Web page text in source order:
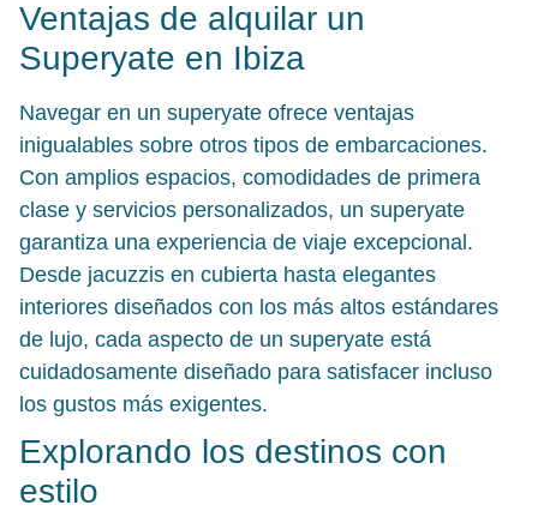
Ventajas de alquilar un
Superyate en Ibiza
Navegar en un superyate ofrece ventajas
inigualables sobre otros tipos de embarcaciones.
Con amplios espacios, comodidades de primera
clase y servicios personalizados, un superyate
garantiza una experiencia de viaje excepcional.
Desde jacuzzis en cubierta hasta elegantes
interiores diseñados con los más altos estándares
de lujo, cada aspecto de un superyate está
cuidadosamente diseñado para satisfacer incluso
los gustos más exigentes.
Explorando los destinos con
estilo